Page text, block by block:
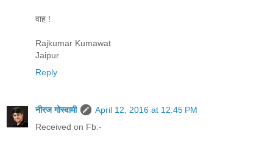
वाह !
Rajkumar Kumawat
Jaipur
Reply
नीरज गोस्वामी
April 12, 2016 at 12:45 PM
Received on Fb:-